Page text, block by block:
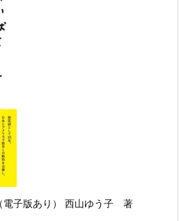
子版あり） 西山ゆう子 著